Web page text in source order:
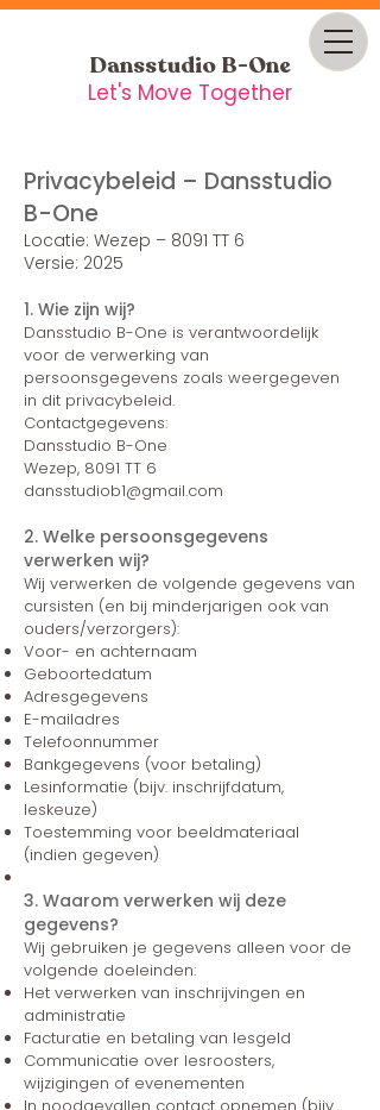
Dansstudio B-One
Let's Move Together
Privacybeleid – Dansstudio
B-One
Locatie: Wezep – 8091 TT 6
Versie: 2025
1. Wie zijn wij?
Dansstudio B-One is verantwoordelijk
voor de verwerking van
persoonsgegevens zoals weergegeven
in dit privacybeleid.
Contactgegevens:
Dansstudio B-One
Wezep, 8091 TT 6
dansstudiob1@gmail.com
2. Welke persoonsgegevens
verwerken wij?
Wij verwerken de volgende gegevens van
cursisten (en bij minderjarigen ook van
ouders/verzorgers):
Voor- en achternaam
Geboortedatum
Adresgegevens
E-mailadres
Telefoonnummer
Bankgegevens (voor betaling)
Lesinformatie (bijv. inschrijfdatum,
leskeuze)
Toestemming voor beeldmateriaal
(indien gegeven)
3. Waarom verwerken wij deze
gegevens?
Wij gebruiken je gegevens alleen voor de
volgende doeleinden:
Het verwerken van inschrijvingen en
administratie
Facturatie en betaling van lesgeld
Communicatie over lesroosters,
wijzigingen of evenementen